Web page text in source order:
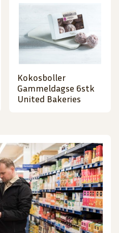
Kokosboller
Gammeldagse 6stk
United Bakeries